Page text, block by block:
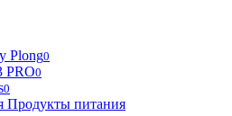
Plong0
PRO0
0
Продукты питания